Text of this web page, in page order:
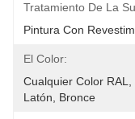
Tratamiento De La
Pintura Con
El Color:
Cualquier Color
Latón, Bronce